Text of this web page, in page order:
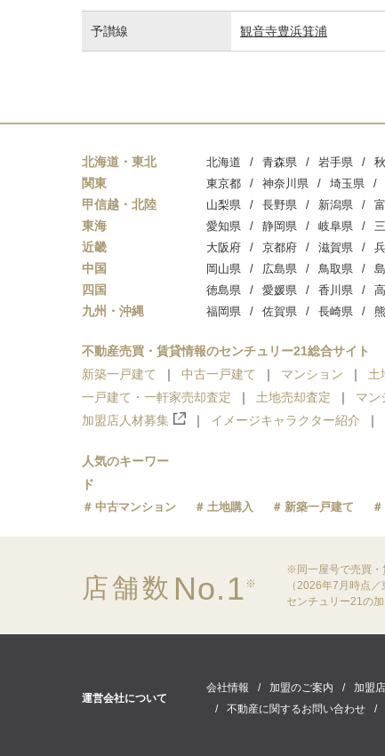
予讃線 観音寺豊浜箕浦
北海道・東北 北海道 青森県 岩手県
関東 東京都 神奈川県 埼玉県
甲信越・北陸 山梨県 長野県 新潟県
東海 愛知県 静岡県 岐阜県
近畿 大阪府 京都府 滋賀県
中国 岡山県 広島県 鳥取県
四国 徳島県 愛媛県 香川県
九州・沖縄 福岡県 佐賀県 長崎県
不動産売買・賃貸情報のセンチュリー21総合サイト
新築一戸建て
中古一戸建て マンション 土
一戸建て・一軒家売却査定
土地売却査定 マン
加盟店人材募集
イメージキャラクター紹介
人気のキーワー
ド
中古マンション 土地購入 新築一戸建て
店舗数 No.1 ※
※同一屋号で売買・
（2026年7月時点
センチュリー21の
運営会社について
会社情報 加盟のご案内 加盟
不動産に関するお問い合わせ